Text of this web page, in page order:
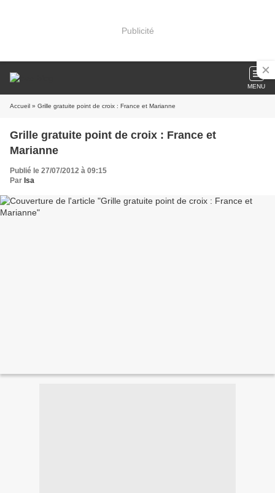
Publicité
MENU
Accueil » Grille gratuite point de croix : France et Marianne
Grille gratuite point de croix : France et
Marianne
Publié le 27/07/2012 à 09:15
Par Isa